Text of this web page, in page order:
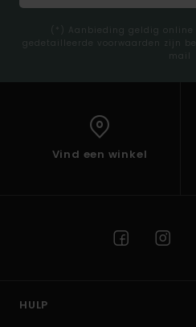
(*) Aanbieding geldig online
gedetailleerde voorwaarden zijn
mail
Vind een winkel
HULP